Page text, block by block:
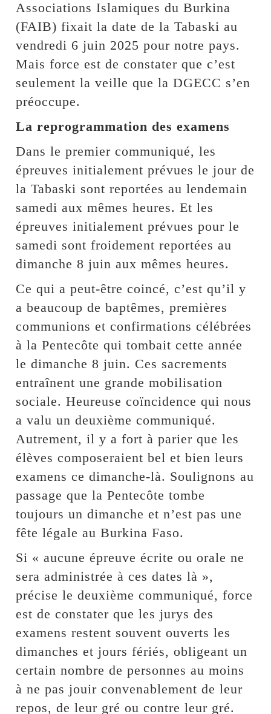
Associations Islamiques du Burkina
(FAIB) fixait la date de la Tabaski au
vendredi 6 juin 2025 pour notre pays.
Mais force est de constater que c’est
seulement la veille que la DGECC s’en
préoccupe.
La reprogrammation des examens
Dans le premier communiqué, les
épreuves initialement prévues le jour de
la Tabaski sont reportées au lendemain
samedi aux mêmes heures. Et les
épreuves initialement prévues pour le
samedi sont froidement reportées au
dimanche 8 juin aux mêmes heures.
Ce qui a peut-être coincé, c’est qu’il y
a beaucoup de baptêmes, premières
communions et confirmations célébrées
à la Pentecôte qui tombait cette année
le dimanche 8 juin. Ces sacrements
entraînent une grande mobilisation
sociale. Heureuse coïncidence qui nous
a valu un deuxième communiqué.
Autrement, il y a fort à parier que les
élèves composeraient bel et bien leurs
examens ce dimanche-là. Soulignons au
passage que la Pentecôte tombe
toujours un dimanche et n’est pas une
fête légale au Burkina Faso.
Si « aucune épreuve écrite ou orale ne
sera administrée à ces dates là »,
précise le deuxième communiqué, force
est de constater que les jurys des
examens restent souvent ouverts les
dimanches et jours fériés, obligeant un
certain nombre de personnes au moins
à ne pas jouir convenablement de leur
repos, de leur gré ou contre leur gré.